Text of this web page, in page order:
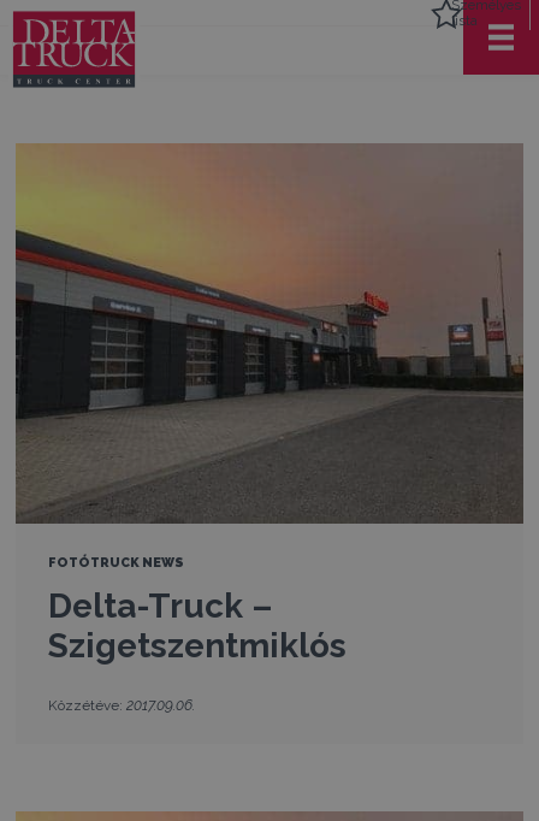
Személyes
lista
FOTÓTRUCK NEWS
Delta-Truck –
Szigetszentmiklós
Közzétéve: 2017.09.06.